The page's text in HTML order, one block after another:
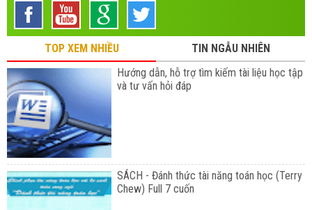
TOP XEM NHIỀU
TIN NGẪU NHIÊN
Hướng dẫn, hỗ trợ tìm kiếm tài liệu học tập
và tư vấn hỏi đáp
SÁCH - Đánh thức tài năng toán học (Terry
Chew) Full 7 cuốn